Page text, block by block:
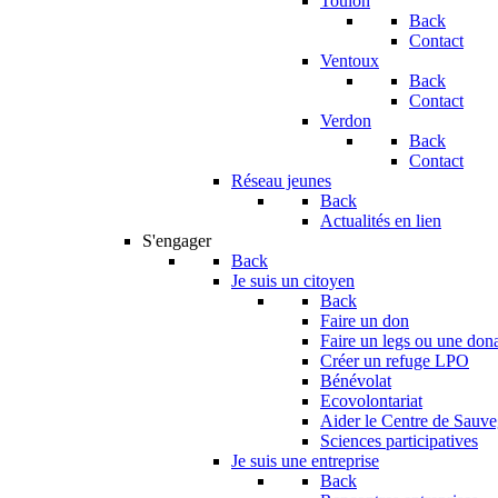
Back
Contact
Ventoux
Back
Contact
Verdon
Back
Contact
Réseau jeunes
Back
Actualités en lien
S'engager
Back
Je suis un citoyen
Back
Faire un don
Faire un legs ou une
Créer un refuge LPO
Bénévolat
Ecovolontariat
Aider le Centre de
Sciences participatives
Je suis une entreprise
Back